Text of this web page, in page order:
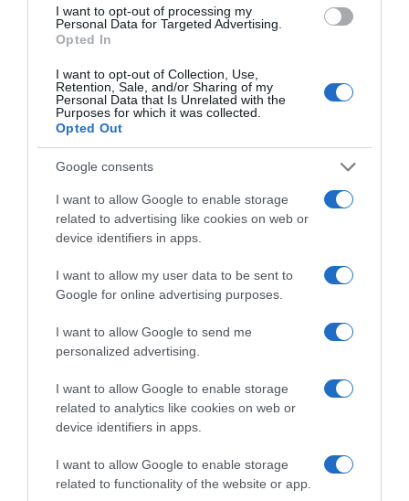
I want to opt-out of processing my
Personal Data for Targeted Advertising.
Opted In
I want to opt-out of Collection, Use,
Retention, Sale, and/or Sharing of my
Personal Data that Is Unrelated with the
Purposes for which it was collected.
Opted Out
Google consents
I want to allow Google to enable storage
related to advertising like cookies on web or
device identifiers in apps.
I want to allow my user data to be sent to
Google for online advertising purposes.
I want to allow Google to send me
personalized advertising.
I want to allow Google to enable storage
related to analytics like cookies on web or
device identifiers in apps.
I want to allow Google to enable storage
related to functionality of the website or app.
körülmények között használják telefonjaikat. Például
vacsora közben vagy lefekvés előtt megegyezhetnek
5.3. Minőségi idő eltöltése
A közös tevékenységek, mint például a közös séta, főzés
vagy játék, erősíthetik a kapcsolatot és csökkenthetik a
phubbing előfordulását.
5.4. Kommunikáció és visszajelzés
Fontos, hogy a partnerek nyíltan beszéljenek érzéseikről
és visszajelzést adjanak egymásnak. Ha valaki úgy érzi,
hogy a másik túl sokat használja a telefonját, érdemes ezt
őszintén megbeszélni.
A technológia fejlődése továbbra is kihívásokat jelent a
a megfelelő kommunikáció segíthet.
Címkék: párkapcsolatok,elhidegülés ,Phubbing